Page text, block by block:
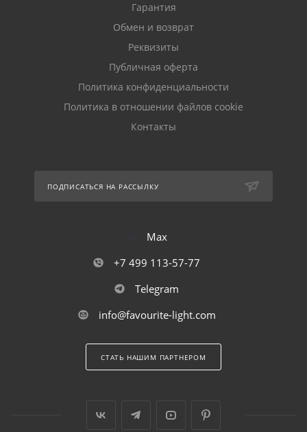
Гарантия
Обмен и возврат
Реквизиты
Публичная оферта
Политика конфиденциальности
Политика в отношении файлов cookie
Контакты
ПОДПИСАТЬСЯ НА РАССЫЛКУ
Max
+7 499 113-57-77
Telegram
info@favourite-light.com
СТАТЬ НАШИМ ПАРТНЕРОМ